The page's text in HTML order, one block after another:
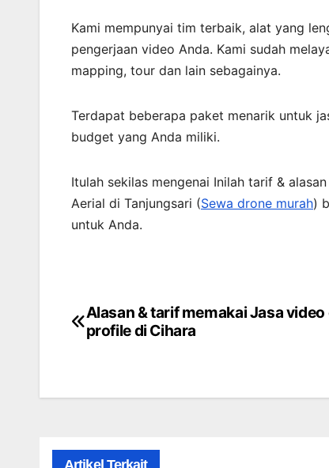
Kami mempunyai tim terbaik, alat yang
pengerjaan video Anda. Kami sudah
mapping, tour dan lain sebagainya.
Terdapat beberapa paket menarik untuk
budget yang Anda miliki.
Itulah sekilas mengenai Inilah tarif &
Aerial di Tanjungsari (Sewa drone murah)
untuk Anda.
Post
Alasan & tarif memakai Jasa
profile di Cihara